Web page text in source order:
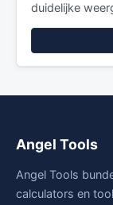
duidelijke
Angel Tools
Angel Tools
calculators en